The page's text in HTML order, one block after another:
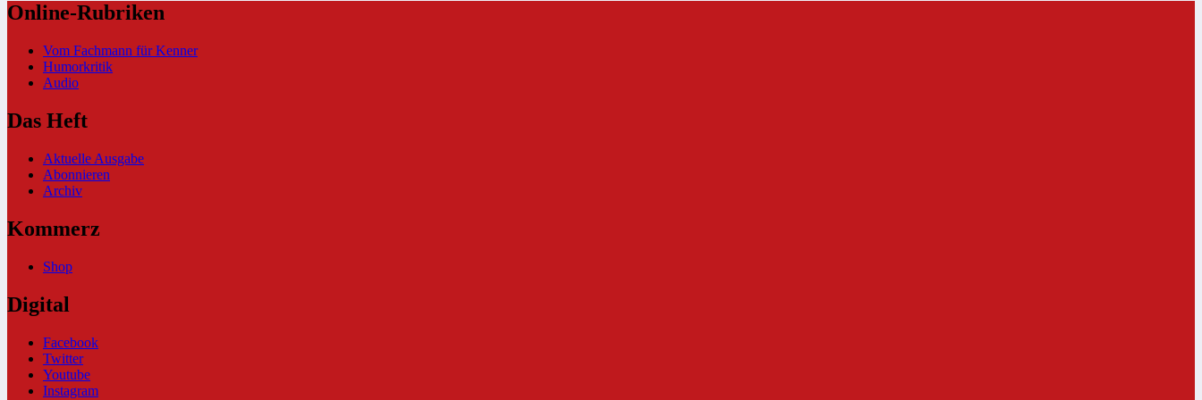
Online-Rubriken
Vom Fachmann für Kenner
Humorkritik
Audio
Das Heft
Aktuelle Ausgabe
Abonnieren
Archiv
Kommerz
Shop
Digital
Facebook
Twitter
Youtube
Instagram